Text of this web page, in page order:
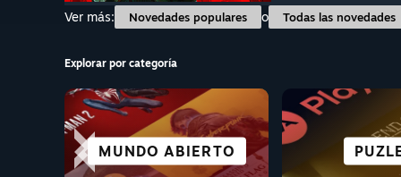
Ver más:
Novedades populares o Todas las novedades
Explorar por categoría
MUNDO ABIERTO
CARRERAS
TODOS LOS
DEPORTES
CASUALES